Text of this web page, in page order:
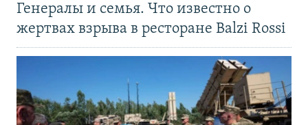
Генералы и семья. Что известно о
жертвах взрыва в ресторане Balzi Rossi